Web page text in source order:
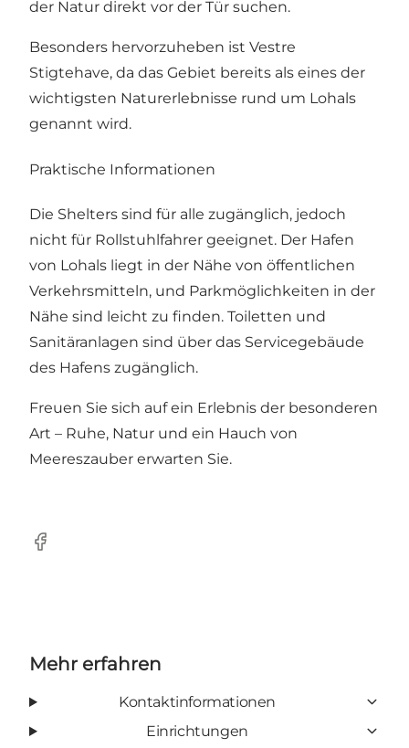
der Natur direkt vor der Tür suchen.
Besonders hervorzuheben ist Vestre
Stigtehave, da das Gebiet bereits als eines der
wichtigsten Naturerlebnisse rund um Lohals
genannt wird.
Praktische Informationen
Die Shelters sind für alle zugänglich, jedoch
nicht für Rollstuhlfahrer geeignet. Der Hafen
von Lohals liegt in der Nähe von öffentlichen
Verkehrsmitteln, und Parkmöglichkeiten in der
Nähe sind leicht zu finden. Toiletten und
Sanitäranlagen sind über das Servicegebäude
des Hafens zugänglich.
Freuen Sie sich auf ein Erlebnis der besonderen
Art – Ruhe, Natur und ein Hauch von
Meereszauber erwarten Sie.
Facebook
Mehr erfahren
Kontaktinformationen
Einrichtungen